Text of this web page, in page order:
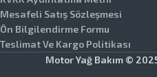
Mesafeli Satış Sözleşmesi
Ön Bilgilendirme Formu
Teslimat Ve Kargo Politikası
Motor Yağ Bakım ©